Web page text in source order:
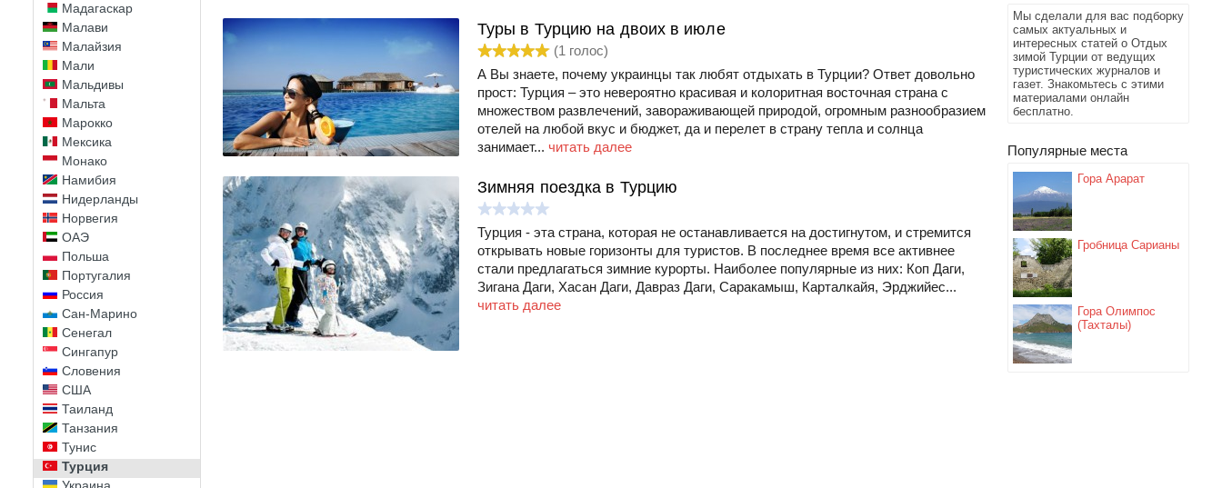
Мадагаскар
Малави
Малайзия
Мали
Мальдивы
Мальта
Марокко
Мексика
Монако
Намибия
Нидерланды
Норвегия
ОАЭ
Польша
Португалия
Россия
Сан-Марино
Сенегал
Сингапур
Словения
США
Таиланд
Танзания
Тунис
Турция
Мы сделали для вас подборку
самых актуальных и
интересных статей о Отдых
зимой Турции от ведущих
туристических журналов и
газет. Знакомьтесь с этими
материалами онлайн
бесплатно.
Популярные места
Гора Арарат
Гробница Сарианы
Гора Олимпос
(Тахталы)
Туры в Турцию на двоих в июле
(1 голос)
А Вы знаете, почему украинцы так любят отдыхать в Турции? Ответ довольно
прост: Турция – это невероятно красивая и колоритная восточная страна с
множеством развлечений, завораживающей природой, огромным разнообразием
отелей на любой вкус и бюджет, да и перелет в страну тепла и солнца
занимает... читать далее
Зимняя поездка в Турцию
Турция - эта страна, которая не останавливается на достигнутом, и стремится
открывать новые горизонты для туристов. В последнее время все активнее
стали предлагаться зимние курорты. Наиболее популярные из них: Коп Даги,
Зигана Даги, Хасан Даги, Давраз Даги, Саракамыш, Карталкайя, Эрджийес...
читать далее